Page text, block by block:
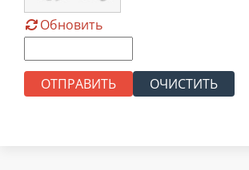
Обновить
ОТПРАВИТЬ ОЧИСТИТЬ